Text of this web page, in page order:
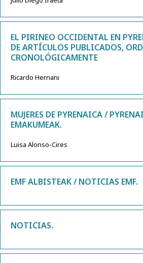
EL PIRINEO OCCIDENTAL EN
DE ARTÍCULOS PUBLICADOS,
CRONOLÓGICAMENTE
Ricardo Hernani
MUJERES DE PYRENAICA /
EMAKUMEAK.
Luisa Alonso-Cires
EMF ALBISTEAK / NOTICIAS EMF.
NOTICIAS.